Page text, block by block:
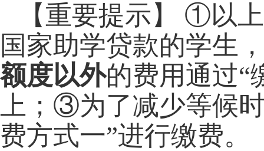
【重要提示】 ①以
国家助学贷款的学生
额度以外的费用通过“
上；③为了减少等候
费方式一”进行缴费。